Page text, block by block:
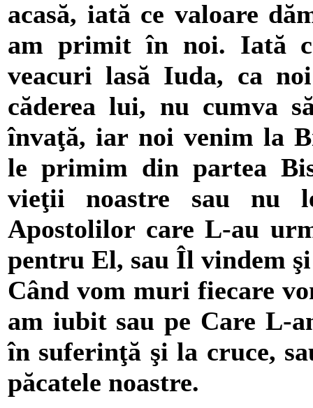
acasă, iată ce valoare
am primit în noi. Iată
veacuri lasă Iuda, ca
căderea lui, nu cumva
învaţă, iar noi venim la
le primim din partea
vieţii noastre sau nu
Apostolilor care L-au
pentru El, sau Îl vindem
Când vom muri fiecare
am iubit sau pe Care L-
în suferinţă şi la cruce,
păcatele noastre.